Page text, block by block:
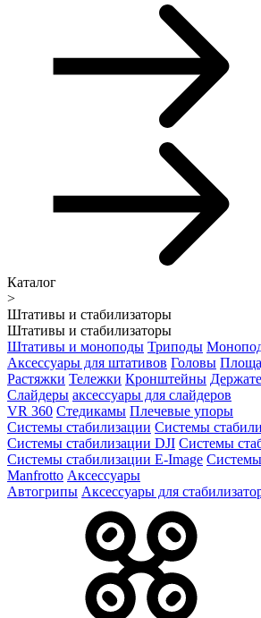
Каталог
>
Штативы и стабилизаторы
Штативы и стабилизаторы
Штативы и моноподы Триподы
Аксессуары для штативов Головы
Растяжки Тележки Кронштейны
Слайдеры аксессуары для слайдеров
VR 360 Стедикамы Плечевые упоры
Системы стабилизации Системы
Системы стабилизации DJI Системы
Системы стабилизации E-Image
Manfrotto Аксессуары
Автогрипы Аксессуары для